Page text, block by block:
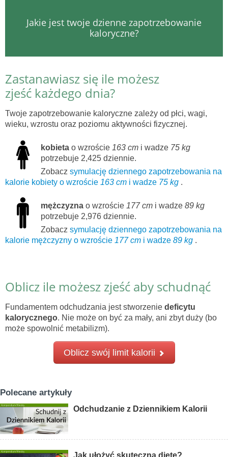
Jakie jest twoje dzienne zapotrzebowanie
kaloryczne?
Zastanawiasz się ile możesz
zjeść każdego dnia?
Twoje zapotrzebowanie kaloryczne zależy od płci, wagi,
wieku, wzrostu oraz poziomu aktywności fizycznej.
kobieta o wzroście 163 cm i wadze 75 kg
potrzebuje 2,425 dziennie.
Zobacz symulację dziennego zapotrzebowania na
kalorie kobiety o wzroście 163 cm i wadze 75 kg .
mężczyzna o wzroście 177 cm i wadze 89 kg
potrzebuje 2,976 dziennie.
Zobacz symulację dziennego zapotrzebowania na
kalorie mężczyzny o wzroście 177 cm i wadze 89 kg .
Oblicz ile możesz zjeść aby schudnąć
Fundamentem odchudzania jest stworzenie deficytu
kalorycznego. Nie może on być za mały, ani zbyt duży (bo
może spowolnić metabilizm).
Oblicz swój limit kalorii
Polecane artykuły
Odchudzanie z Dziennikiem Kalorii